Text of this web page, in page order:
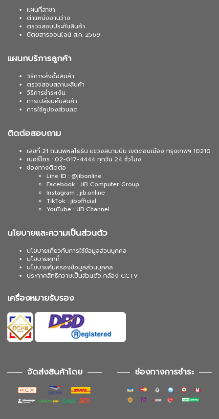
แผนที่สาขา
ตำแหน่งงานว่าง
ตรวจสอบประกันสินค้า
นิตยสารออนไลน์ ส.ค. 2569
แผนกบริการลูกค้า
วิธีการสั่งซื้อสินค้า
ตรวจสอบสถานะสินค้า
วิธีการชำระเงิน
การเปลี่ยนคืนสินค้า
การใช้คูปองส่วนลด
ติดต่อสอบถาม
เลขที่ 21 ถนนพหลโยธิน แขวงสนามบิน เขตดอนเมือง กรุงเทพฯ 10210
เบอร์โทร : 02-017-4444 ทุกวัน 24 ชั่วโมง
ช่องทางติดต่อ
Line ID : @jibonline
Facebook : JIB Computer Group
Instagram : jib.online
TikTok : jibofficial
YouTube : JIB Channel
นโยบายและความเป็นส่วนตัว
นโยบายเกี่ยวกับการใช้ข้อมูลส่วนบุคคล
นโยบายคุกกี้
นโยบายคุ้มครองข้อมูลส่วนบุคคล
ประกาศสิทธิความเป็นส่วนตัว กล้อง CCTV
เครื่องหมายรับรอง
จัดส่งสินค้าโดย ช่องทางการชำระ